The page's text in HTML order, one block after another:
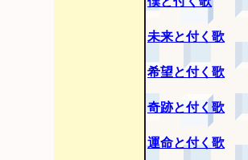
未来と付く歌
希望と付く歌
奇跡と付く歌
運命と付く歌